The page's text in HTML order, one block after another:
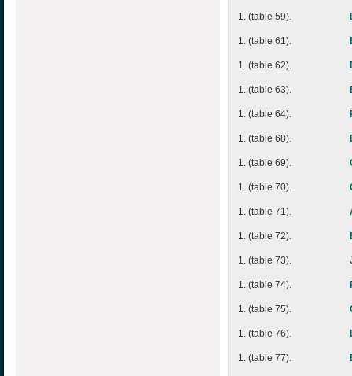
1. (table 59).
1. (table 61).
1. (table 62).
1. (table 63).
1. (table 64).
1. (table 68).
1. (table 69).
1. (table 70).
1. (table 71).
1. (table 72).
1. (table 73).
1. (table 74).
1. (table 75).
1. (table 76).
1. (table 77).